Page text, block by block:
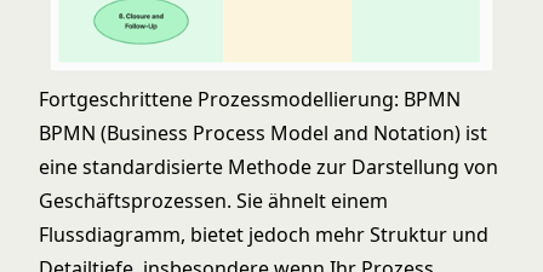
Fortgeschrittene Prozessmodellierung: BPMN
BPMN (Business Process Model and Notation) ist
eine standardisierte Methode zur Darstellung von
Geschäftsprozessen. Sie ähnelt einem
Flussdiagramm, bietet jedoch mehr Struktur und